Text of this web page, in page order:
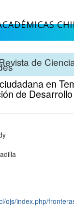
de
en
de
ojs/index.php/